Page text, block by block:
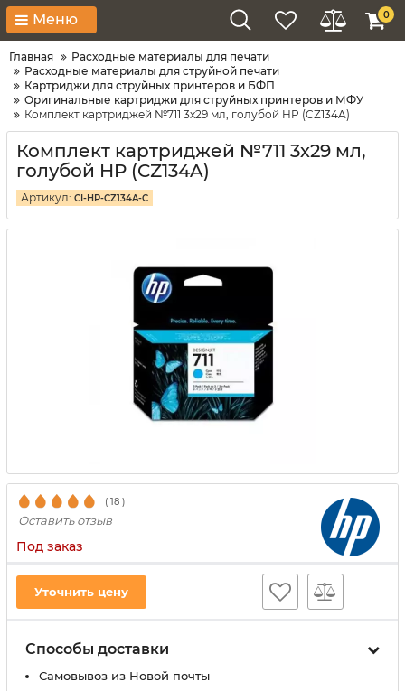
Меню 0
Главная
Расходные материалы для печати
Расходные материалы для струйной печати
Картриджи для струйных принтеров и БФП
Оригинальные картриджи для струйных принтеров и МФУ
Комплект картриджей №711 3х29 мл, голубой HP (CZ134A)
Комплект картриджей №711 3х29 мл,
голубой HP (CZ134A)
Артикул: CI-HP-CZ134A-C
( 18 )
Оставить отзыв
Под заказ
Уточнить цену
Способы доставки
Самовывоз из Новой почты